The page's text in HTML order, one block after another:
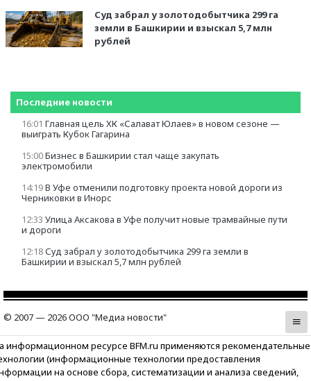
Суд забрал у золотодобытчика 299 га
земли в Башкирии и взыскал 5,7 млн
рублей
Последние новости
16:01 Главная цель ХК «Салават Юлаев» в новом сезоне —
выиграть Кубок Гагарина
15:00Бизнес в Башкирии стал чаще закупать
электромобили
14:19В Уфе отменили подготовку проекта новой дороги из
Черниковки в Инорс
12:33 Улица Аксакова в Уфе получит новые трамвайные пути
и дороги
12:18Суд забрал у золотодобытчика 299 га земли в
Башкирии и взыскал 5,7 млн рублей
© 2007 — 2026 ООО "Медиа новости"
информационном ресурсе BFM.ru применяются рекомендательные
(информационные технологии предоставления
на основе сбора, систематизации и анализа сведений,